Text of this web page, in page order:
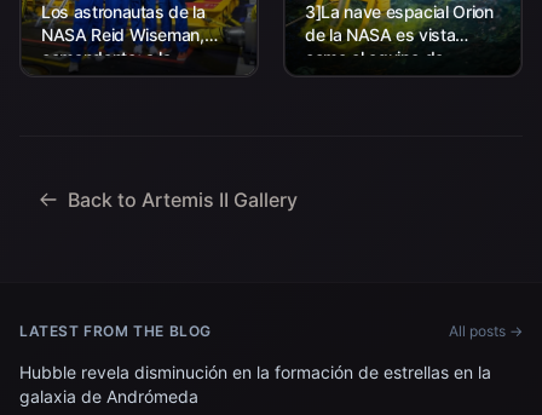
Los astronautas de la
NASA Reid Wiseman,
comandante; a la
izquierda, Christina Koch,
Hansen, especialista en
3]La nave espacial Orion
de la NASA es vista
como el equipo de
Aterrizaje y Recuperación
Back to Artemis II Gallery
LATEST FROM THE BLOG All posts →
Hubble revela disminución en la formación de estrellas en la
galaxia de Andrómeda